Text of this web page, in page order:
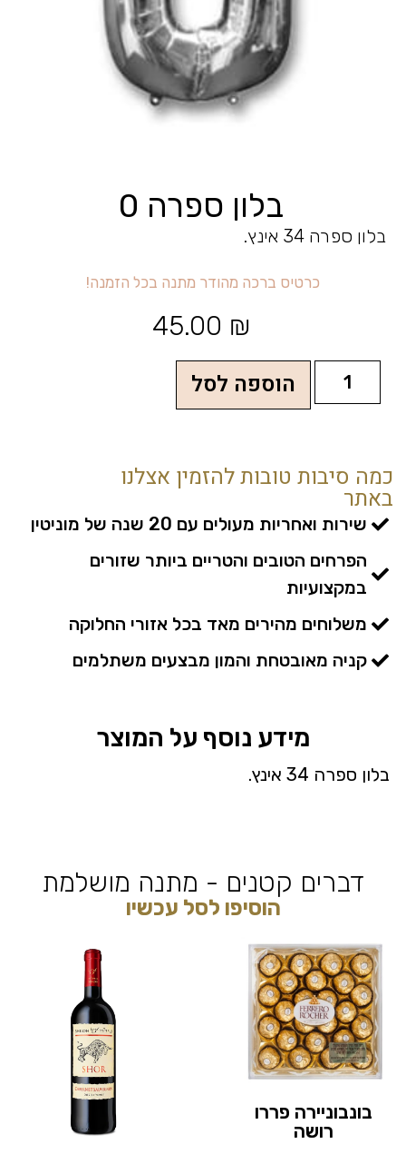
בלון ספרה 0
בלון ספרה 34 אינץ.
כרטי ס רכה מהודר מתנה בכל הזמנה!
45.00 ₪
הוספה לסל
כמה סיבות טובות להזמין אצלנו
באתר
שירות ואחריות מעולים עם 20 שנה של מוניטין
הפרחים הטובים והטריים ביותר שזורים
במקצועיות
משלוחים מהירים מאד בכל אזורי החלוקה
קניה מאובטחת והמון מבצעים משתלמים
מידע נוסף על המוצר
בלון ספרה 34 אינץ.
דברים קטנים - מתנה מושלמת
הוסיפו לסל עכשיו
בונבוניירה פררו
רושה